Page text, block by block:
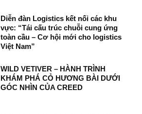
Diễn đàn Logistics kết nối các khu
vực: “Tái cấu trúc chuỗi cung ứng
toàn cầu – Cơ hội mới cho logistics
Việt Nam”
WILD VETIVER – HÀNH TRÌNH
KHÁM PHÁ CỎ HƯƠNG BÀI DƯỚI
GÓC NHÌN CỦA CREED